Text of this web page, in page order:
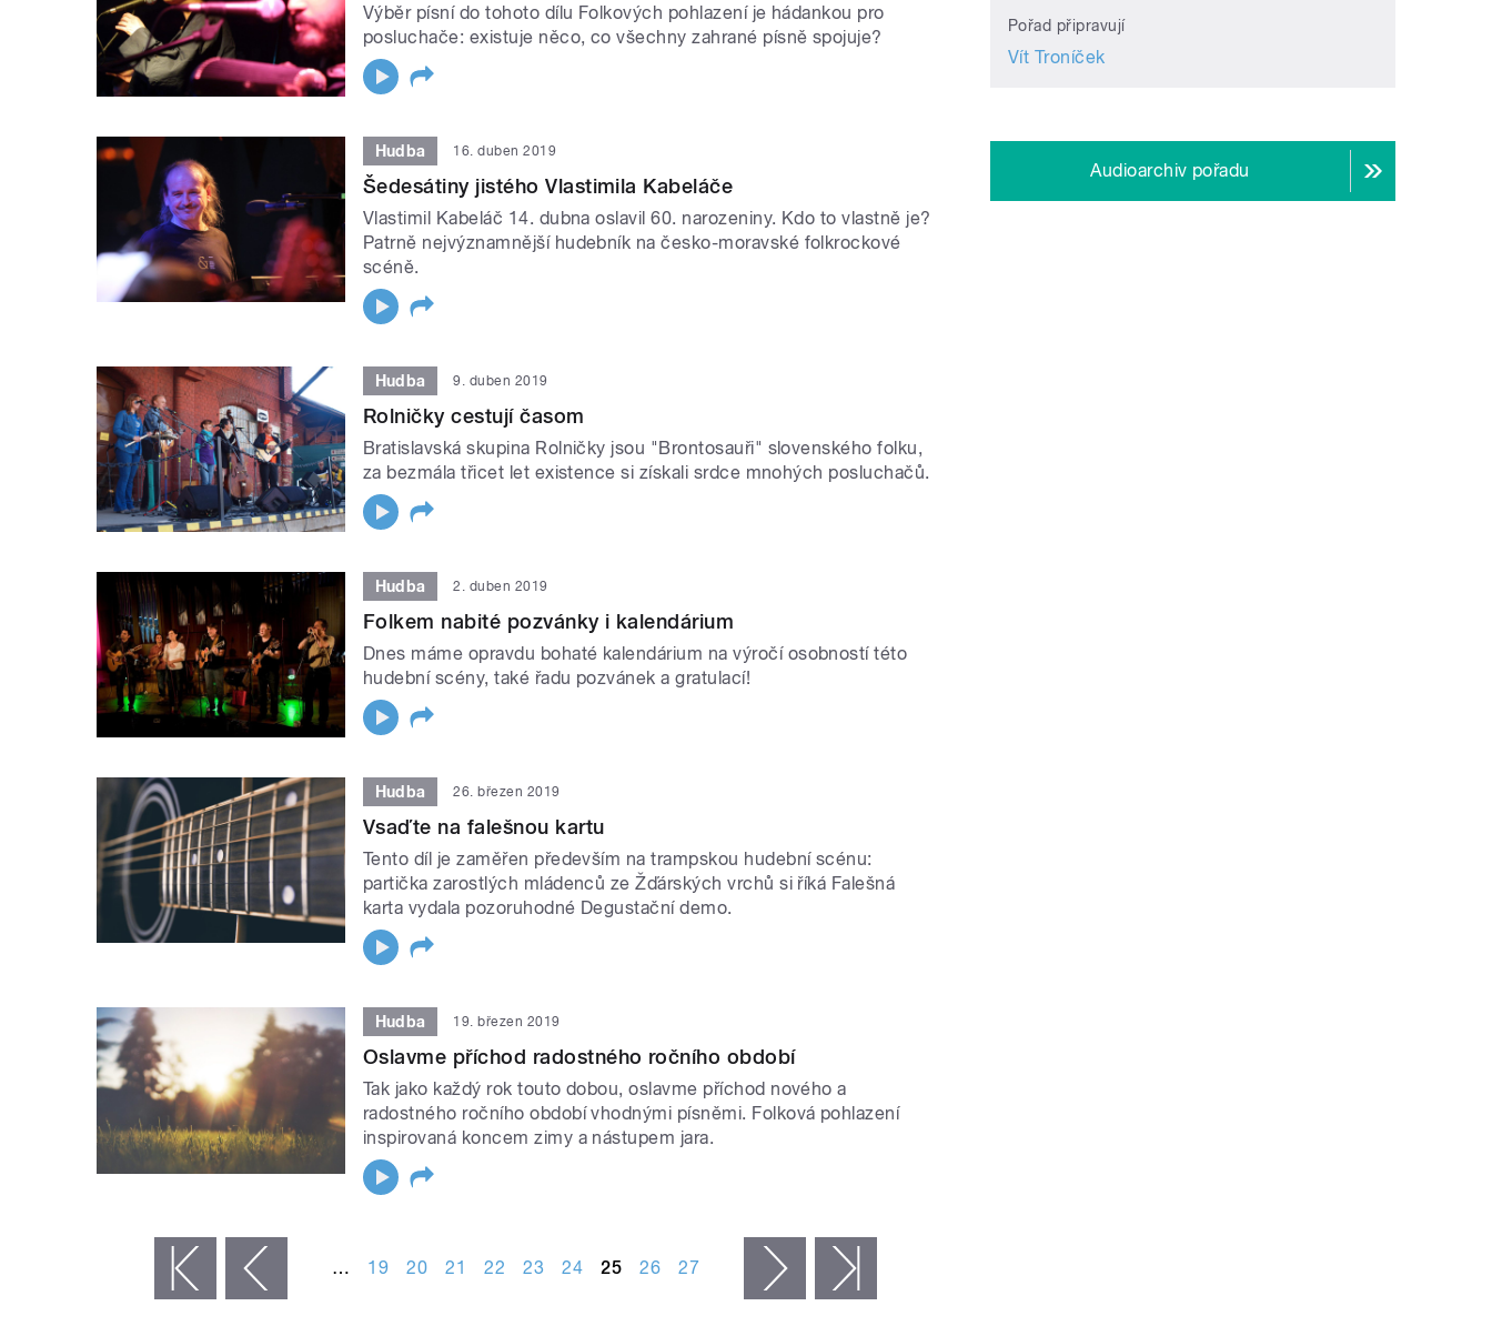
Výběr písní do tohoto dílu Folkových pohlazení je hádankou pro
posluchače: existuje něco, co všechny zahrané písně spojuje?
Hudba 16. duben 2019
Šedesátiny jistého Vlastimila Kabeláče
Vlastimil Kabeláč 14. dubna oslavil 60. narozeniny. Kdo to vlastně je?
Patrně nejvýznamnější hudebník na česko-moravské folkrockové
scéně.
Hudba 9. duben 2019
Rolničky cestují časom
Bratislavská skupina Rolničky jsou "Brontosauři" slovenského folku,
za bezmála třicet let existence si získali srdce mnohých posluchačů.
Hudba 2. duben 2019
Folkem nabité pozvánky i kalendárium
Dnes máme opravdu bohaté kalendárium na výročí osobností této
hudební scény, také řadu pozvánek a gratulací!
Hudba 26. březen 2019
Vsaďte na falešnou kartu
Tento díl je zaměřen především na trampskou hudební scénu:
partička zarostlých mládenců ze Žďárských vrchů si říká Falešná
karta vydala pozoruhodné Degustační demo.
Hudba 19. březen 2019
Oslavme příchod radostného ročního období
Tak jako každý rok touto dobou, oslavme příchod nového a
radostného ročního období vhodnými písněmi. Folková pohlazení
inspirovaná koncem zimy a nástupem jara.
‹ předchozí … 19 20 21 22 23 24 25 26 27 následující ›
Pořad připravují
Vít Troníček
Audioarchiv pořadu